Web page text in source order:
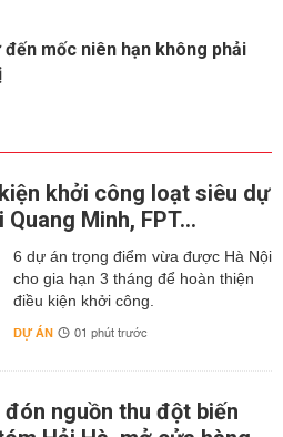
đến mốc niên hạn không phải
khởi công loạt siêu dự
Minh, FPT...
6 dự án trọng điểm vừa được Hà Nội
cho gia hạn 3 tháng để hoàn thiện
điều kiện khởi công.
DỰ ÁN 01 phút trước
đón nguồn thu đột biến